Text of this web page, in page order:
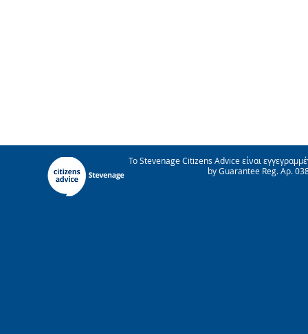
Το Stevenage Citizens Advice είναι
by Guarantee Reg. Αρ.